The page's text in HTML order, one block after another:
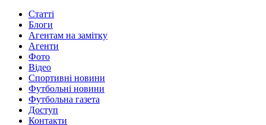
Статті
Блоги
Агентам на замітку
Агенти
Фото
Відео
Спортивні новини
Футбольні новини
Футбольна газета
Доступ
Контакти